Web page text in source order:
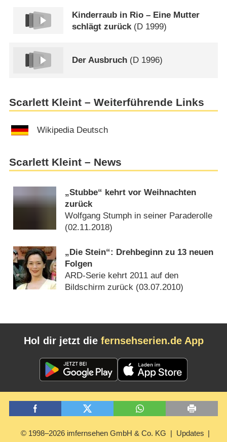
Kinderraub in Rio – Eine Mutter
schlägt zurück (D 1999)
Der Ausbruch (D 1996)
Scarlett Kleint – Weiterführende Links
Wikipedia Deutsch
Scarlett Kleint – News
„Stubbe“ kehrt vor Weihnachten
zurück
Wolfgang Stumph in seiner Paraderolle
(02.11.2018)
„Die Stein“: Drehbeginn zu 13 neuen
Folgen
ARD-Serie kehrt 2011 auf den
Bildschirm zurück (03.07.2010)
Hol dir jetzt die fernsehserien.de App
© 1998–2026 imfernsehen GmbH & Co. KG Updates